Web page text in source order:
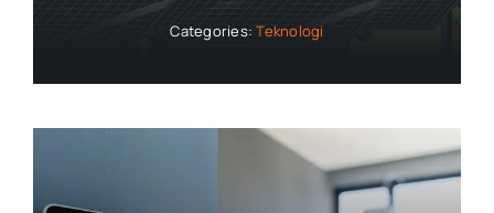
Categories:Teknologi